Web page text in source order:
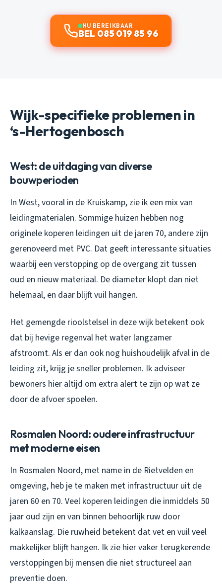
NU BEREIKBAAR
BEL 085 019 85 96
Wijk-specifieke problemen in
‘s-Hertogenbosch
West: de uitdaging van diverse
bouwperioden
In West, vooral in de Kruiskamp, zie ik een mix van
leidingmaterialen. Sommige huizen hebben nog
originele koperen leidingen uit de jaren 70, andere zijn
gerenoveerd met PVC. Dat geeft interessante situaties
waarbij een verstopping op de overgang zit tussen
oud en nieuw materiaal. De diameter klopt dan niet
helemaal, en daar blijft vuil hangen.
Het gemengde rioolstelsel in deze wijk betekent ook
dat bij hevige regenval het water langzamer
afstroomt. Als er dan ook nog huishoudelijk afval in de
leiding zit, krijg je sneller problemen. Ik adviseer
bewoners hier altijd om extra alert te zijn op wat ze
door de afvoer spoelen.
Rosmalen Noord: oudere infrastructuur
met moderne eisen
In Rosmalen Noord, met name in de Rietvelden en
omgeving, heb je te maken met infrastructuur uit de
jaren 60 en 70. Veel koperen leidingen die inmiddels 50
jaar oud zijn en van binnen behoorlijk ruw door
kalkaanslag. Die ruwheid betekent dat vet en vuil veel
makkelijker blijft hangen. Ik zie hier vaker terugkerende
verstoppingen bij mensen die niet structureel aan
preventie doen.